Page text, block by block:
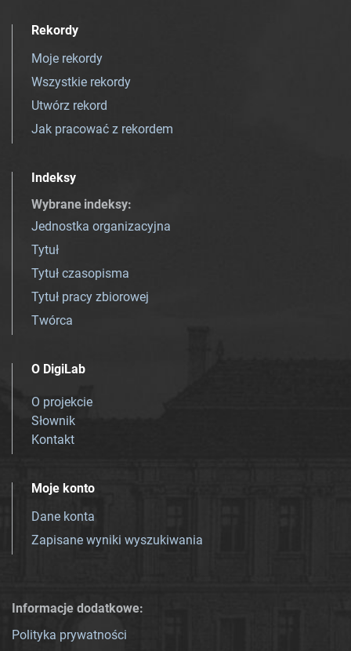
Rekordy
Moje rekordy
Wszystkie rekordy
Utwórz rekord
Jak pracować z rekordem
Indeksy
Wybrane indeksy:
Jednostka organizacyjna
Tytuł
Tytuł czasopisma
Tytuł pracy zbiorowej
Twórca
O DigiLab
O projekcie
Słownik
Kontakt
Moje konto
Dane konta
Zapisane wyniki wyszukiwania
Informacje dodatkowe:
Polityka prywatności